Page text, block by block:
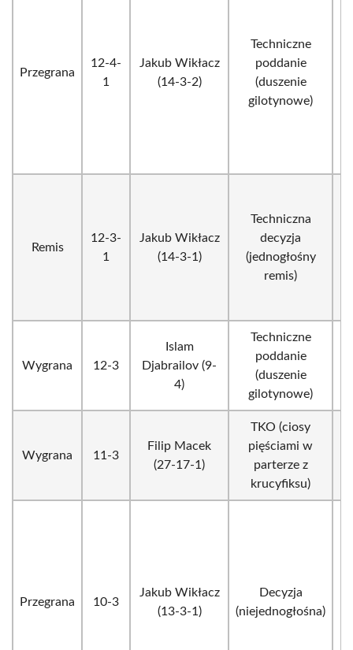
Przegrana
12-4-
1
Jakub Wikłacz
(14-3-2)
Techniczne
poddanie
(duszenie
gilotynowe)
Remis
12-3-
1
Jakub Wikłacz
(14-3-1)
Techniczna
decyzja
(jednogłośny
remis)
Wygrana 12-3
Islam
Djabrailov (9-
4)
Techniczne
poddanie
(duszenie
gilotynowe)
Wygrana 11-3
Filip Macek
(27-17-1)
TKO (ciosy
pięściami w
parterze z
krucyfiksu)
Przegrana 10-3
Jakub Wikłacz
(13-3-1)
Decyzja
(niejednogłośna)